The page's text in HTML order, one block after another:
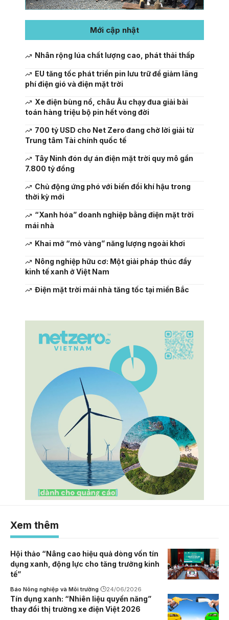
Mới cập nhật
Nhân rộng lúa chất lượng cao, phát thải thấp
EU tăng tốc phát triển pin lưu trữ để giảm lãng
phí điện gió và điện mặt trời
Xe điện bùng nổ, châu Âu chạy đua giải bài
toán hàng triệu bộ pin hết vòng đời
700 tỷ USD cho Net Zero đang chờ lời giải từ
Trung tâm Tài chính quốc tế
Tây Ninh đón dự án điện mặt trời quy mô gần
7.800 tỷ đồng
Chủ động ứng phó với biến đổi khí hậu trong
thời kỳ mới
“Xanh hóa” doanh nghiệp bằng điện mặt trời
mái nhà
Khai mở “mỏ vàng” năng lượng ngoài khơi
Nông nghiệp hữu cơ: Một giải pháp thúc đẩy
kinh tế xanh ở Việt Nam
Điện mặt trời mái nhà tăng tốc tại miền Bắc
Xem thêm
Hội thảo “Nâng cao hiệu quả dòng vốn tín
dụng xanh, động lực cho tăng trưởng kinh
tế”
Báo Nông nghiệp và Môi trường 24/06/2026
Tín dụng xanh: “Nhiên liệu quyền năng”
thay đổi thị trường xe điện Việt 2026